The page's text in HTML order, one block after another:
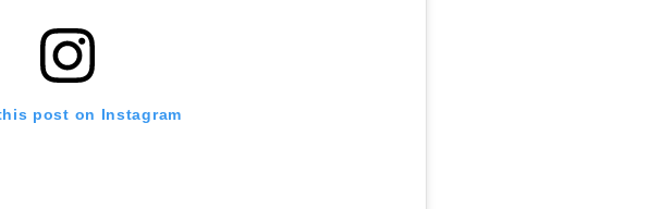
post on Instagram